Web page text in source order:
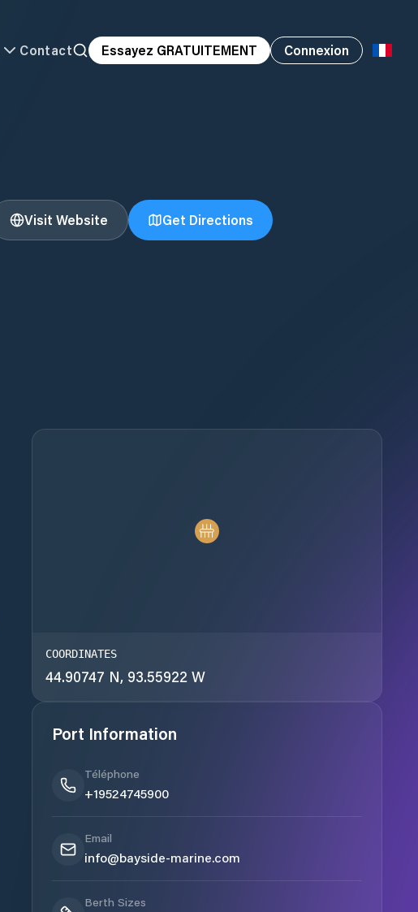
Contact Essayez GRATUITEMENT Connexion
Visit Website Get Directions
COORDINATES
44.90747 N, 93.55922 W
Port Information
Téléphone
+19524745900
Email
info@bayside-marine.com
Berth Sizes